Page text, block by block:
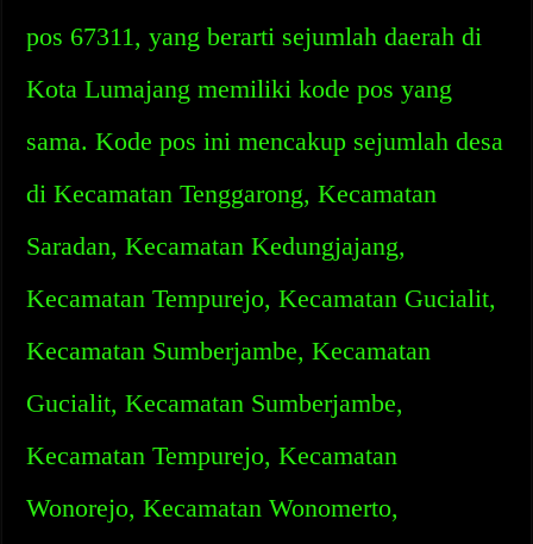
pos 67311, yang berarti sejumlah daerah di
Kota Lumajang memiliki kode pos yang
sama. Kode pos ini mencakup sejumlah desa
di Kecamatan Tenggarong, Kecamatan
Saradan, Kecamatan Kedungjajang,
Kecamatan Tempurejo, Kecamatan Gucialit,
Kecamatan Sumberjambe, Kecamatan
Gucialit, Kecamatan Sumberjambe,
Kecamatan Tempurejo, Kecamatan
Wonorejo, Kecamatan Wonomerto,